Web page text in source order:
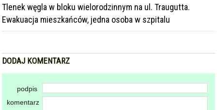
Tlenek węgla w bloku wielorodzinnym na ul. Traugutta.
Ewakuacja mieszkańców, jedna osoba w szpitalu
DODAJ KOMENTARZ
podpis
komentarz